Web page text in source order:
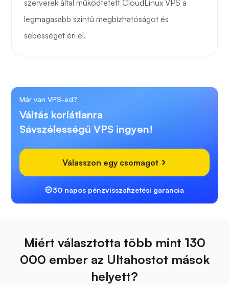
szerverek által működtetett CloudLinux VPS a
legmagasabb szintű megbízhatóságot és
sebességet éri el.
Már van VPS-ed?
Váltás korlátlanra
Sávszélességű VPS ingyen!
Válasszon egy csomagot
30 napos pénzvisszafizetési garancia
Miért választotta több mint 130
000 ember az Ultahostot mások
helyett?